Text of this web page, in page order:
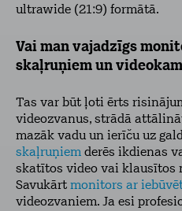
ultrawide (21:9) formātā.
Vai man vajadzīgs
skaļruņiem un
Tas var būt ļoti ērts
videozvanus, strādā
mazāk vadu un ierīču uz
skaļruņiem derēs ikdienas
skatītos video vai klausītos
Savukārt monitors ar
videozvaniem. Ja esi